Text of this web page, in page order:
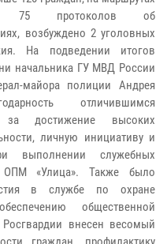
75 протоколов об
возбуждено 2 уголовных
На подведении итогов
начальника ГУ МВД России
майора полиции Андрея
отличившимся
за достижение высоких
личную инициативу и
выполнении служебных
ОПМ «Улица». Также было
в службе по охране
общественной
внесен весомый